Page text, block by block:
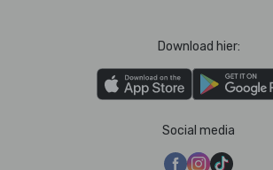
Download hier:
Social media